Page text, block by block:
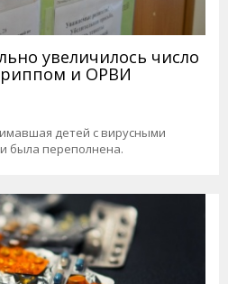
увеличилось число
и ОРВИ
детей с вирусными
была переполнена.